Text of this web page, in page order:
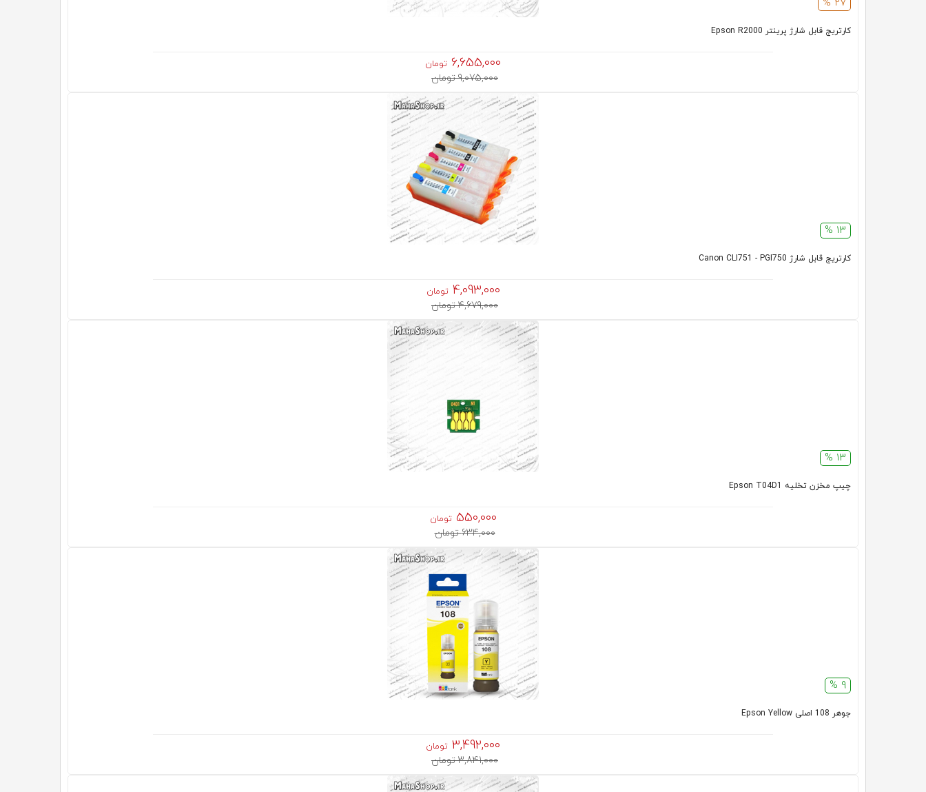
27 %
کارتریج قابل شارژ پرینتر Epson R2000
6,655,000 تومان
9,075,000 تومان
13 %
کارتريج قابل شارژ Canon CLI751 - PGI750
4,093,000 تومان
4,679,000 تومان
13 %
چیپ مخزن تخلیه Epson T04D1
550,000 تومان
634,000 تومان
9 %
جوهر 108 اصلی Epson Yellow
3,492,000 تومان
3,841,000 تومان